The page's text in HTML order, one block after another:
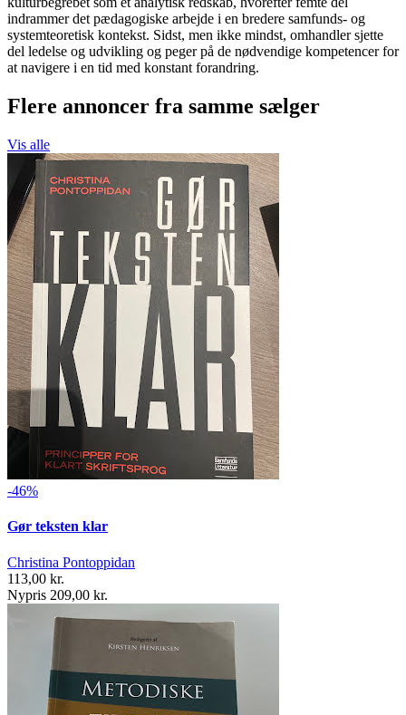
indrammer det pædagogiske arbejde i en bredere samfunds- og
systemteoretisk kontekst. Sidst, men ikke mindst, omhandler sjette
del ledelse og udvikling og peger på de nødvendige kompetencer for
at navigere i en tid med konstant forandring.
Flere annoncer fra samme sælger
Vis alle
-46%
Gør teksten klar
Christina Pontoppidan
113,00 kr.
Nypris 209,00 kr.